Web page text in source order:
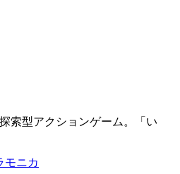
索型アクションゲーム。「い